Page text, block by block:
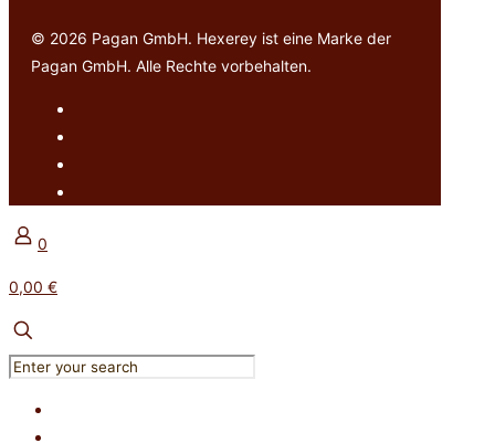
© 2026 Pagan GmbH. Hexerey ist eine Marke der
Pagan GmbH. Alle Rechte vorbehalten.
0
0,00 €